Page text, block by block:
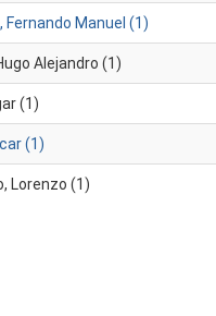
Fernando Manuel (1)
Alejandro (1)
(1)
(1)
Lorenzo (1)